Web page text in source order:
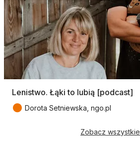
Lenistwo. Łąki to lubią [podcast]
● Dorota Setniewska, ngo.pl
Zobacz wszystkie